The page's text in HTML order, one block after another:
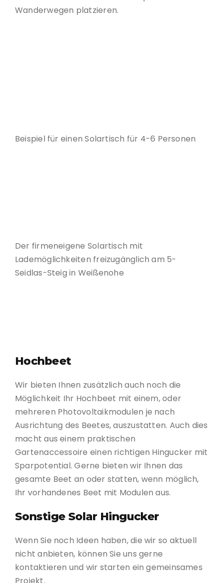
Wanderwegen platzieren.
Beispiel für einen Solartisch für 4-6 Personen
Der firmeneigene Solartisch mit
Lademöglichkeiten freizugänglich am 5-
Seidlas-Steig in Weißenohe
Hochbeet
Wir bieten Ihnen zusätzlich auch noch die
Möglichkeit Ihr Hochbeet mit einem, oder
mehreren Photovoltaikmodulen je nach
Ausrichtung des Beetes, auszustatten. Auch dies
macht aus einem praktischen
Gartenaccessoire einen richtigen Hingucker mit
Sparpotential. Gerne bieten wir Ihnen das
gesamte Beet an oder statten, wenn möglich,
Ihr vorhandenes Beet mit Modulen aus.
Sonstige Solar Hingucker
Wenn Sie noch Ideen haben, die wir so aktuell
nicht anbieten, können Sie uns gerne
kontaktieren und wir starten ein gemeinsames